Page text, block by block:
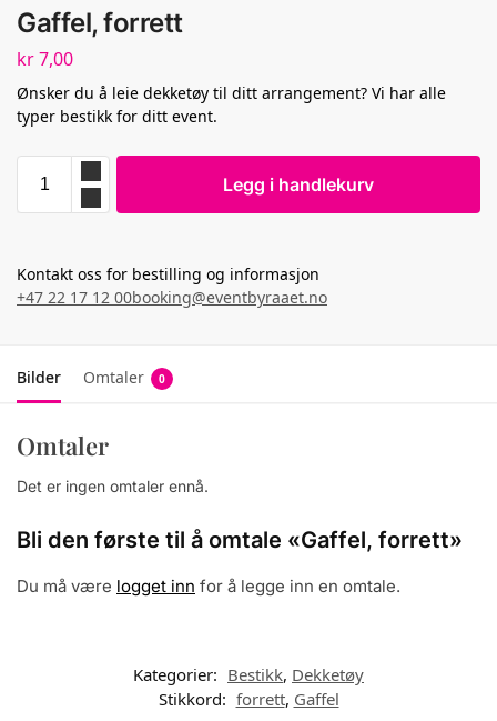
Gaffel, forrett
kr7,00
Ønsker du å leie dekketøy til ditt arrangement? Vi har alle
typer bestikk for ditt event.
Legg i handlekurv
Kontakt oss for bestilling og informasjon
+47 22 17 12 00booking@eventbyraaet.no
Bilder Omtaler 0
Omtaler
Det er ingen omtaler ennå.
Bli den første til å omtale «Gaffel, forrett»
Du må være logget inn for å legge inn en omtale.
Kategorier: Bestikk, Dekketøy
Stikkord: forrett, Gaffel